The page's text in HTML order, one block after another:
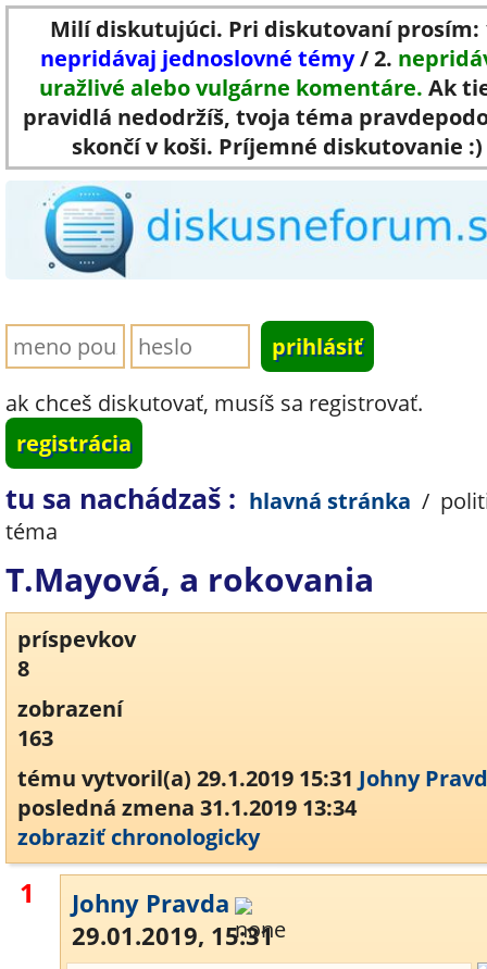
Milí diskutujúci. Pri diskutovaní prosím:
nepridávaj jednoslovné témy/ 2.
uražlivé alebo vulgárne komentáre. Ak
pravidlá nedodržíš, tvoja téma
skončí v koši. Príjemné diskutovanie :)
ak chceš diskutovať, musíš sa registrovať.
registrácia
tu sa nachádzaš : hlavná stránka /
téma
T.Mayová, a rokovania
príspevkov
8
zobrazení
163
tému vytvoril(a) 29.1.2019 15:31 Johny
posledná zmena 31.1.2019 13:34
zobraziť chronologicky
1
Johny Pravda
29.01.2019, 15:31